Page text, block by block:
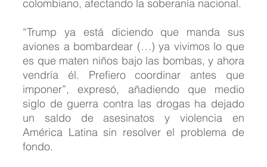
colombiano, afectando la soberanía nacional.
“Trump ya está diciendo que manda sus
aviones a bombardear (…) ya vivimos lo que
es que maten niños bajo las bombas, y ahora
vendría él. Prefiero coordinar antes que
imponer”, expresó, añadiendo que medio
siglo de guerra contra las drogas ha dejado
un saldo de asesinatos y violencia en
América Latina sin resolver el problema de
fondo.